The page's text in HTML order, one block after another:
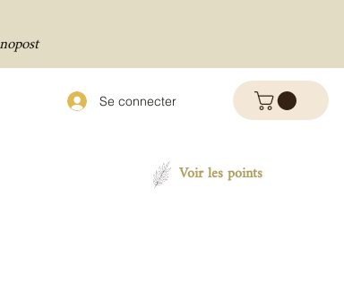
Se connecter
Voir les points